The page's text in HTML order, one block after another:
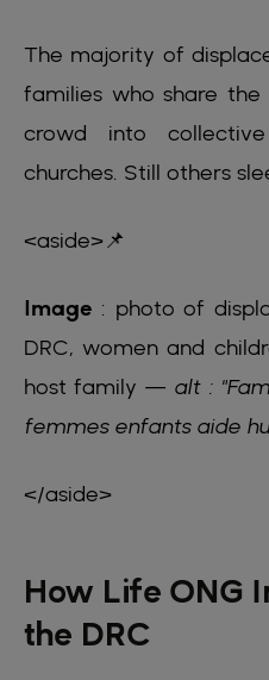
The majority of
families who share
crowd into
churches. Still others
<aside>📌
Image : photo of
DRC, women and
host family — alt :
femmes enfants aide
</aside>
How Life ONG
the DRC